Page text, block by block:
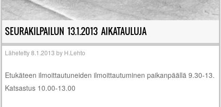
SEURAKILPAILUN 13.1.2013 AIKATAULUJA
Lähetetty8.1.2013 by H.Lehto
Etukäteen ilmoittautuneiden ilmoittautuminen paikanpäällä 9.30-13.
Katsastus 10.00-13.00